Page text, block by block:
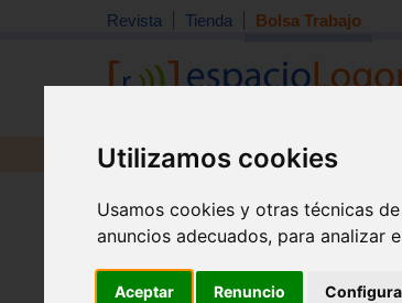
Utilizamos cookies
Usamos cookies y otras técnicas
anuncios adecuados, para analizar
Aceptar Renuncio
Revista Tienda Bolsa Trabajo
Revista Libros Material